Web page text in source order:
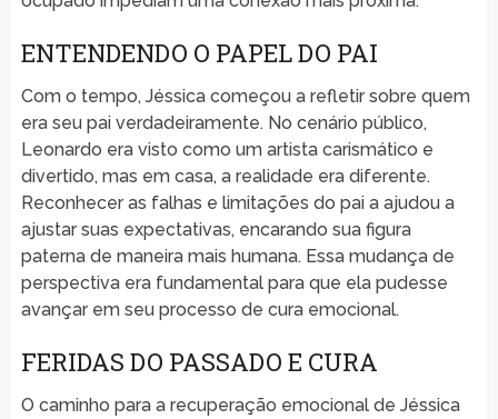
ENTENDENDO O PAPEL DO PAI
Com o tempo, Jéssica começou a refletir sobre quem
era seu pai verdadeiramente. No cenário público,
Leonardo era visto como um artista carismático e
divertido, mas em casa, a realidade era diferente.
Reconhecer as falhas e limitações do pai a ajudou a
ajustar suas expectativas, encarando sua figura
paterna de maneira mais humana. Essa mudança de
perspectiva era fundamental para que ela pudesse
avançar em seu processo de cura emocional.
FERIDAS DO PASSADO E CURA
O caminho para a recuperação emocional de Jéssica